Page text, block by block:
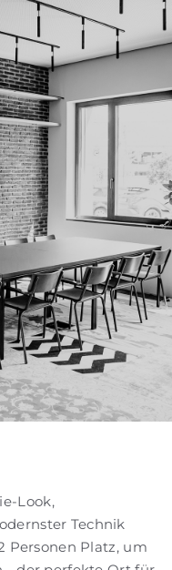
Look,
Technik
Personen Platz, um